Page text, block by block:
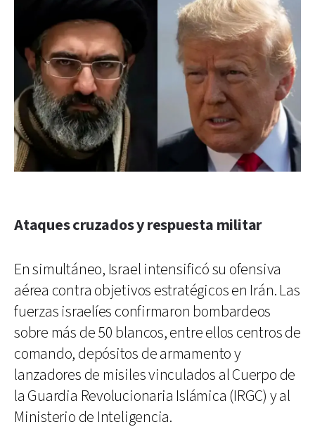
Ataques cruzados y respuesta militar
En simultáneo, Israel intensificó su ofensiva
aérea contra objetivos estratégicos en Irán. Las
fuerzas israelíes confirmaron bombardeos
sobre más de 50 blancos, entre ellos centros de
comando, depósitos de armamento y
lanzadores de misiles vinculados al Cuerpo de
la Guardia Revolucionaria Islámica (IRGC) y al
Ministerio de Inteligencia.